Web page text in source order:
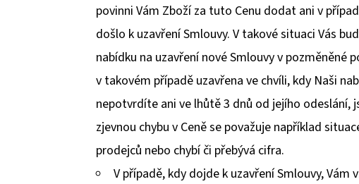
povinni Vám Zboží za tuto Cenu dodat ani v
došlo k uzavření Smlouvy. V takové situaci Vás
nabídku na uzavření nové Smlouvy v pozměněné
v takovém případě uzavřena ve chvíli, kdy Naši
nepotvrdíte ani ve lhůtě 3 dnů od jejího odeslání,
zjevnou chybu v Ceně se považuje například
prodejců nebo chybí či přebývá cifra.
V případě, kdy dojde k uzavření Smlouvy, Vám